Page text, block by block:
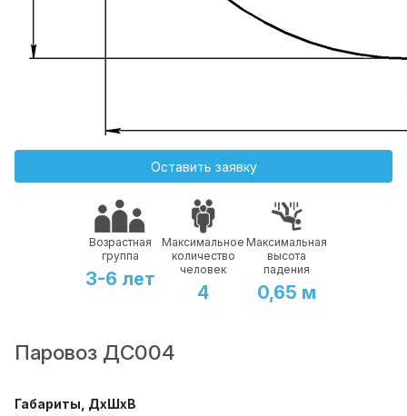
Оставить заявку
Возрастная
группа
3-6 лет
Максимальное
количество
человек
4
Максимальная
высота
падения
0,65 м
Паровоз ДС004
Габариты, ДхШхВ